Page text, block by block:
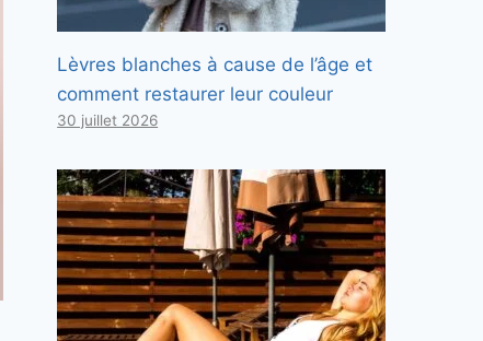
Lèvres blanches à cause de l’âge et
comment restaurer leur couleur
30 juillet 2026